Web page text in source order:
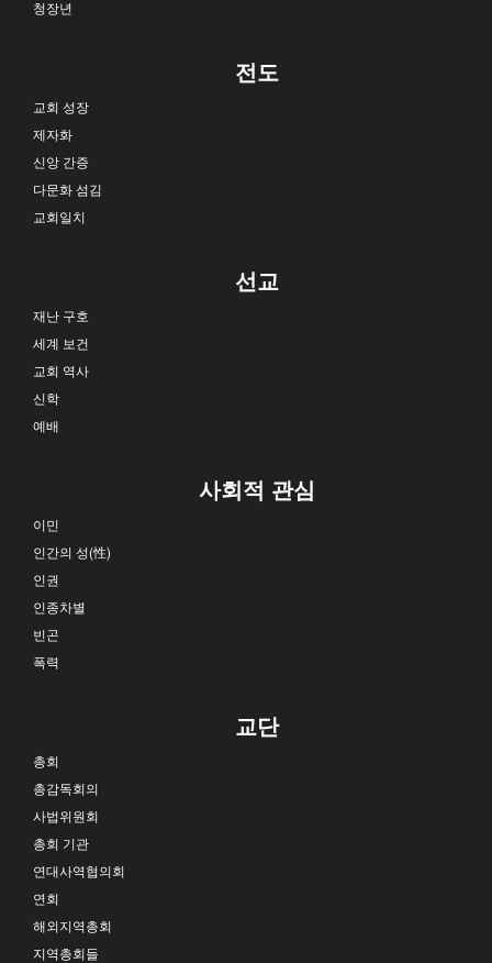
청장년
전도
교회 성장
제자화
신앙 간증
다문화 섬김
교회일치
선교
재난 구호
세계 보건
교회 역사
신학
예배
사회적 관심
이민
인간의 성(性)
인권
인종차별
빈곤
폭력
교단
총회
총감독회의
사법위원회
총회 기관
연대사역협의회
연회
해외지역총회
지역총회들